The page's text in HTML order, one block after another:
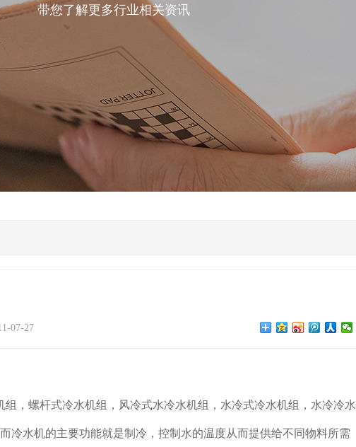
带您了解更多行业相关资讯
07-27
，螺杆式冷水机组，风冷式水冷水机组，水冷式冷水机组，水冷冷水
冷水机的主要功能就是制冷，控制水的温度从而提供给不同物料所需